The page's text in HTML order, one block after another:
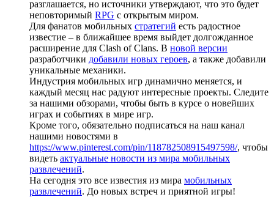
разглашается, но источники утверждают, что это будет
неповторимый RPG с открытым миром.
Для фанатов мобильных стратегий есть радостное
известие – в ближайшее время выйдет долгожданное
расширение для Clash of Clans. В новой версии
разработчики добавили новых героев, а также добавили
уникальные механики.
Индустрия мобильных игр динамично меняется, и
каждый месяц нас радуют интересные проекты. Следите
за нашими обзорами, чтобы быть в курсе о новейших
играх и событиях в мире игр.
Кроме того, обязательно подписаться на наш канал
нашими новостями в
https://www.pinterest.com/pin/118782508915497598/, чтобы
видеть актуальные новости из мира мобильных
развлечений.
На сегодня это все известия из мира мобильных
развлечений. До новых встреч и приятной игры!